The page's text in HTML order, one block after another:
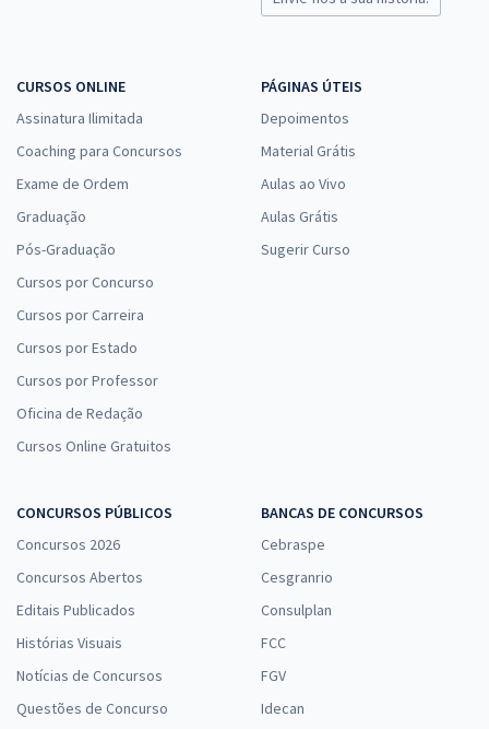
CURSOS ONLINE
Assinatura Ilimitada
Coaching para Concursos
Exame de Ordem
Graduação
Pós-Graduação
Cursos por Concurso
Cursos por Carreira
Cursos por Estado
Cursos por Professor
Oficina de Redação
Cursos Online Gratuitos
PÁGINAS ÚTEIS
Depoimentos
Material Grátis
Aulas ao Vivo
Aulas Grátis
Sugerir Curso
CONCURSOS PÚBLICOS
Concursos 2026
Concursos Abertos
Editais Publicados
Histórias Visuais
Notícias de Concursos
Questões de Concurso
BANCAS DE CONCURSOS
Cebraspe
Cesgranrio
Consulplan
FCC
FGV
Idecan